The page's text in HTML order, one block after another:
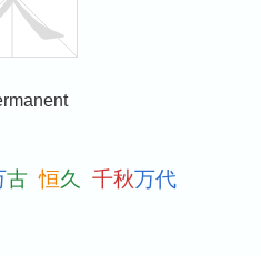
古 恒久 千秋万代